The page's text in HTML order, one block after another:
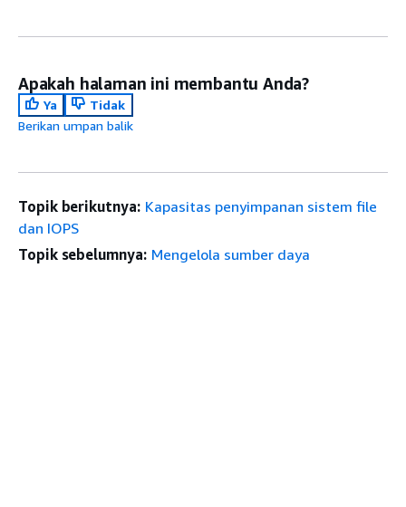
Apakah halaman ini membantu Anda?
Ya
Tidak
Berikan umpan balik
Topik berikutnya: Kapasitas penyimpanan sistem file
dan IOPS
Topik sebelumnya: Mengelola sumber daya